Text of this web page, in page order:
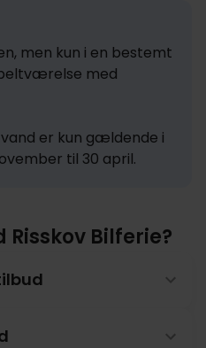
men kun i en bestemt
med
er kun gældende i
til 30 april.
Bilferie?